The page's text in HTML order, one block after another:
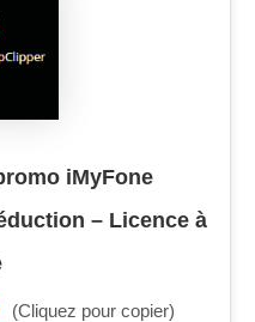
iMyFone
– Licence à
(Cliquez pour copier)